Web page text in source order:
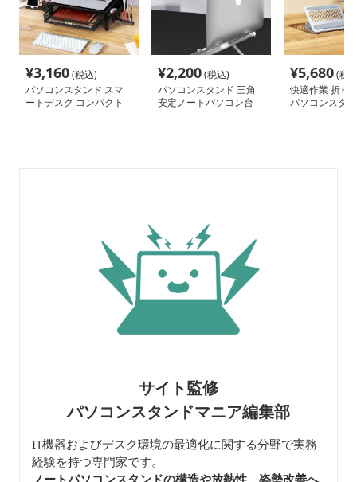
¥3,160(税込)
パソコンスタンド スマ
ートデスク コンパクト
¥2,200(税込)
パソコンスタンド 三角
安定ノートパソコン台
¥5,680(税
快適作業 折り
パソコンスタ
サイト監修
パソコンスタンドマニア編集部
IT機器およびデスク環境の最適化に関する分野で実務
経験を持つ専門家です。
ノートパソコンスタンドの構造や放熱性、姿勢改善へ